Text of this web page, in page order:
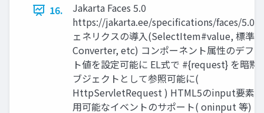
16.
Jakarta Faces 5.0
https://jakarta.ee/specifications/faces/5.0/
ェネリクスの導入(SelectItem#value, 標準の
Converter, etc) コンポーネント属性のデフ
ト値を設定可能に EL式で #{request} を暗黙
ブジェクトとして参照可能に(
HttpServletRequest ) HTML5のinput要素
用可能なイベントのサポート( oninput 等)